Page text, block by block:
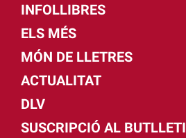
INFOLLIBRES
ELS MÉS
MÓN DE LLETRES
ACTUALITAT
DLV
SUSCRIPCIÓ AL BUTLLETI